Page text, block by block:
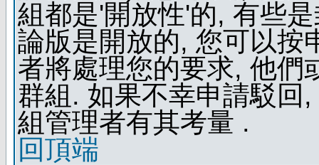
組都是'開放性'的, 有些
論版是開放的, 您可以按
者將處理您的要求, 他們
群組. 如果不幸申請駁回
組管理者有其考量 .
回頂端